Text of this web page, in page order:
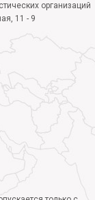
организаций
11 - 9